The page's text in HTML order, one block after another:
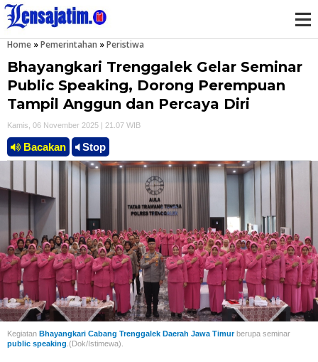
Home »Pemerintahan »Peristiwa
Bhayangkari Trenggalek Gelar Seminar
Public Speaking, Dorong Perempuan
Tampil Anggun dan Percaya Diri
Kamis, 06 November 2025 | 21.07 WIB
Bacakan Stop
Kegiatan Bhayangkari Cabang Trenggalek Daerah Jawa Timurberupa seminar
public speaking .(Dok/Istimewa).